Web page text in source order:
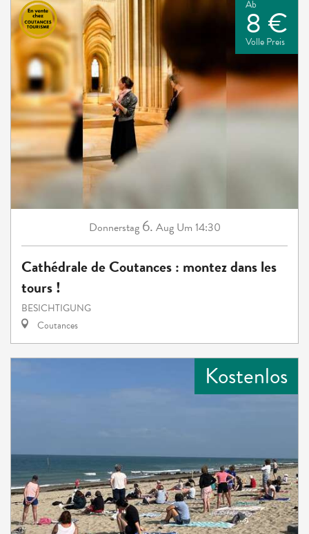
Ab
8 €
Volle Preis
Donnerstag 6. Aug Um 14:30
Cathédrale de Coutances : montez dans les
tours !
BESICHTIGUNG
Coutances
Kostenlos